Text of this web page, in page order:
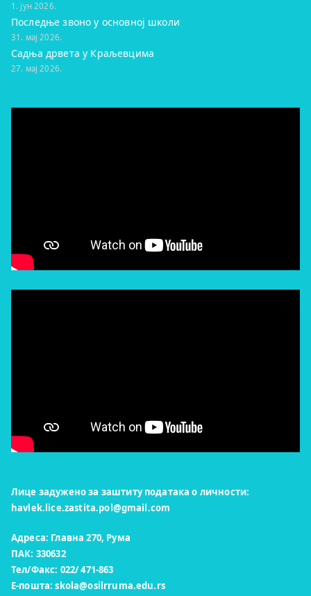
1. јун 2026.
Последње звоно у основној школи
31. мај 2026.
Садња дрвета у Краљевцима
27. мај 2026.
Лице задужено за заштиту података о личности:
havlek.lice.zastita.pol@gmail.com
Адреса: Главна 270, Рума
ПАК: 330632
Тел/Факс: 022/ 471-863
Е-пошта:skola@osilrruma.edu.rs